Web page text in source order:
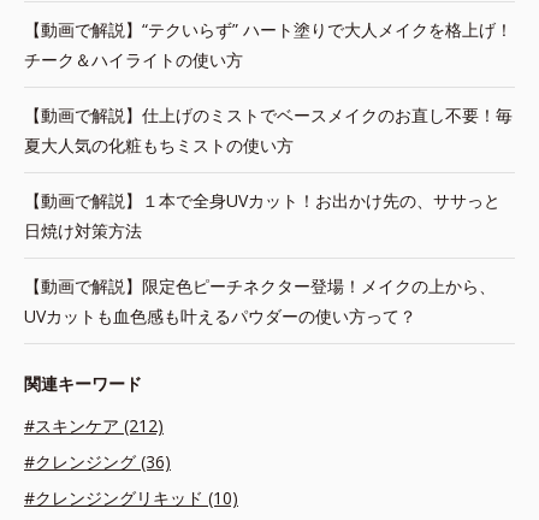
【動画で解説】“テクいらず” ハート塗りで大人メイクを格上げ！
チーク＆ハイライトの使い方
【動画で解説】仕上げのミストでベースメイクのお直し不要！毎
夏大人気の化粧もちミストの使い方
【動画で解説】１本で全身UVカット！お出かけ先の、ササっと
日焼け対策方法
【動画で解説】限定色ピーチネクター登場！メイクの上から、
UVカットも血色感も叶えるパウダーの使い方って？
関連キーワード
#スキンケア (212)
#クレンジング (36)
#クレンジングリキッド (10)